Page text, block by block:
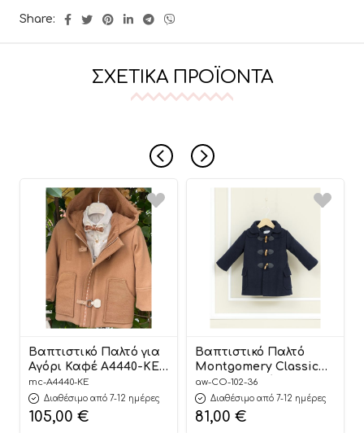
Share:
ΣΧΕΤΙΚΆ ΠΡΟΪΌΝΤΑ
Βαπτιστικό Παλτό για
Αγόρι Καφέ A4440-KE,
Mi Chiamo
mc-A4440-KE
Διαθέσιμο από 7-12 ημέρες
105,00 €
Βαπτιστικό Παλτό
Montgomery Classic
Μπλε για Αγόρι CO-
102-36, Angel Wings
aw-CO-102-36
Διαθέσιμο από 7-12 ημέρες
81,00 €